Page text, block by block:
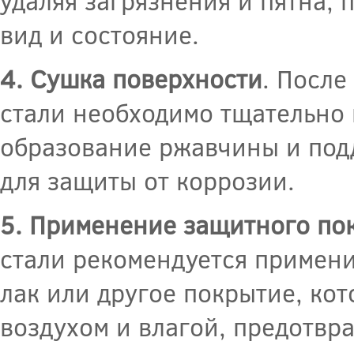
вид и состояние.
4. Сушка поверхности.
стали необходимо
образование ржавчины и
для защиты от коррозии.
5. Применение защитного
стали рекомендуется
лак или другое покрытие,
воздухом и влагой,